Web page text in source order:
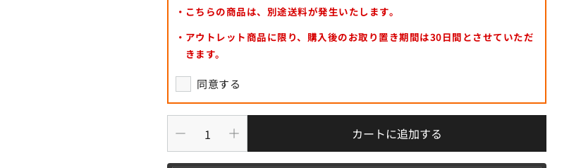
こちらの商品は、別途送料が発生いたします。
アウトレット商品に限り、購入後のお取り置き期間は30日間 とさせていただ
きます。
同意する
カートに追加する